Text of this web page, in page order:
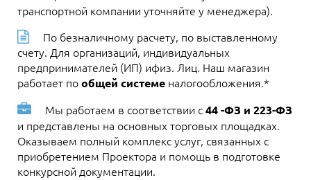
транспортной компании уточняйте у менеджера).
По безналичному расчету, по выставленному
счету. Для организаций, индивидуальных
предпринимателей (ИП) ифиз. Лиц. Наш магазин
работает пообщей системе налогообложения.*
Мы работаем в соответствии с44 -ФЗ и 223-ФЗ
и представлены на основных торговых площадках.
Оказываем полный комплекс услуг, связанных с
приобретением Проектора и помощь в подготовке
конкурсной документации.